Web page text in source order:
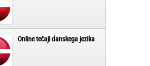
Online tečaji danskega jezika